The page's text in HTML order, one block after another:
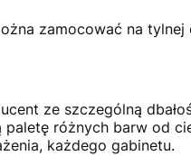
zamocować na
ze szczególną
różnych barw od
każdego gabinetu.